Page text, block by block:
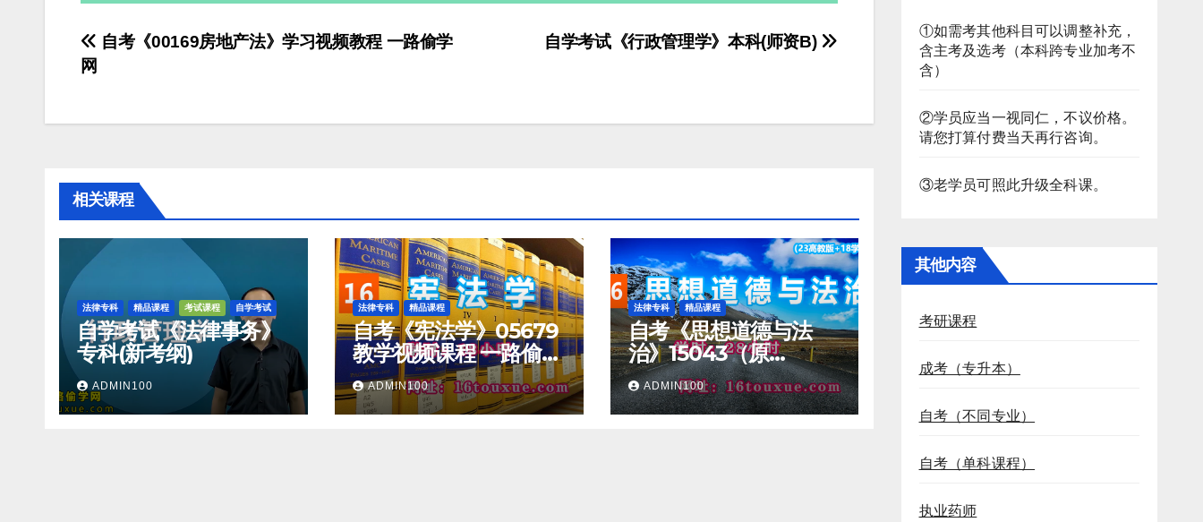
文
章
导
自学考试《行政管理学》本科(师资B)
自考《00169房地产法》学习视频教程 一路偷学
网
相关课程
法律专科 精品课程 考试课程 自学考试
自学考试《法律事务》
专科(新考纲)
ADMIN100
法律专科 精品课程
自考《宪法学》05679
教学视频课程 一路偷学
网ADMIN100
法律专科 精品课程
自考《思想道德与法
治》15043（原
03706）教学视频课程
一路偷学网
ADMIN100
①如需考其他科目可以调整补充，
含主考及选考（本科跨专业加考不
含）
②学员应当一视同仁，不议价格。
请您打算付费当天再行咨询。
③老学员可照此升级全科课。
其他内容
考研课程
成考（专升本）
自考（不同专业）
自考（单科课程）
执业药师